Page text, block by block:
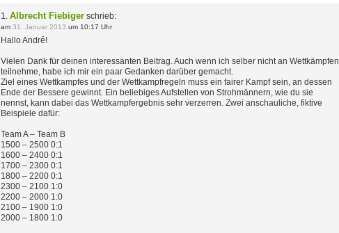
1. Albrecht Fiebiger schrieb:
am 31. Januar 2013 um 10:17 Uhr
Hallo André!
Vielen Dank für deinen interessanten Beitrag. Auch wenn ich selber nicht an Wettkämpfen
teilnehme, habe ich mir ein paar Gedanken darüber gemacht.
Ziel eines Wettkampfes und der Wettkampfregeln muss ein fairer Kampf sein, an dessen
Ende der Bessere gewinnt. Ein beliebiges Aufstellen von Strohmännern, wie du sie
nennst, kann dabei das Wettkampfergebnis sehr verzerren. Zwei anschauliche, fiktive
Beispiele dafür:
Team A – Team B
1500 – 2500 0:1
1600 – 2400 0:1
1700 – 2300 0:1
1800 – 2200 0:1
2300 – 2100 1:0
2200 – 2000 1:0
2100 – 1900 1:0
2000 – 1800 1:0